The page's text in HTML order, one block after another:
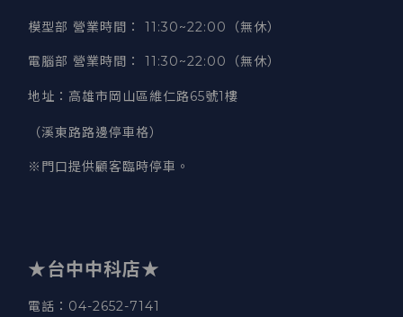
模型部 營業時間 ： 11:30~22:00（無休）
電腦部 營業時間 ： 11:30~22:00（無休）
地址 ： 高雄市岡山區維仁路65號1樓
（溪東路路邊停車格）
※門口提供顧客臨時停車。
★台中中科店★
電話 ：04-2652-7141